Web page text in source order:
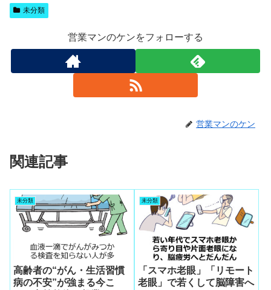
未分類
営業マンのケンをフォローする
営業マンのケン
関連記事
未分類
高齢者の“がん・生活習慣
病の不安”が強まる今こ
未分類
「スマホ老眼」「リモート
老眼」で若くして脳障害へ